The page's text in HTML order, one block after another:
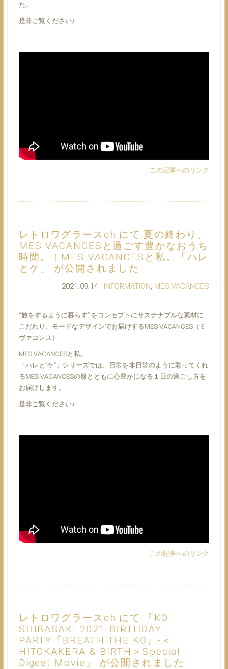
た。
是非ご覧ください♪
この記事へのリンク
レトロワグラースch.にて 夏の終わり、
MES VACANCESと過ごす豊かなおうち
時間。 | MES VACANCESと私。「ハレ
とケ」 が公開されました
2021.09.14 | INFORMATION, MES VACANCES
“旅をするように暮らす” をコンセプトにサステナブルな素材に
こだわり、モードなデザインでお届けするMES VACANCES（ミ
ヴァコンス）
MES VACANCESと私。
「ハレと”ケ”」シリーズでは、日常を非日常のように彩ってくれ
るMES VACANCESの服とともに心豊かになる１日の過ごし方を
お届けします。
是非ご覧ください♪
この記事へのリンク
レトロワグラースch.にて 「KO
SHIBASAKI 2021 BIRTHDAY
PARTY『BREATH THE KO』-＜
HITOKAKERA & BIRTH＞Special
Digest Movie」 が公開されました